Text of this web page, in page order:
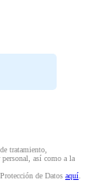
tratamiento,
así como a la
de Datos aquí.